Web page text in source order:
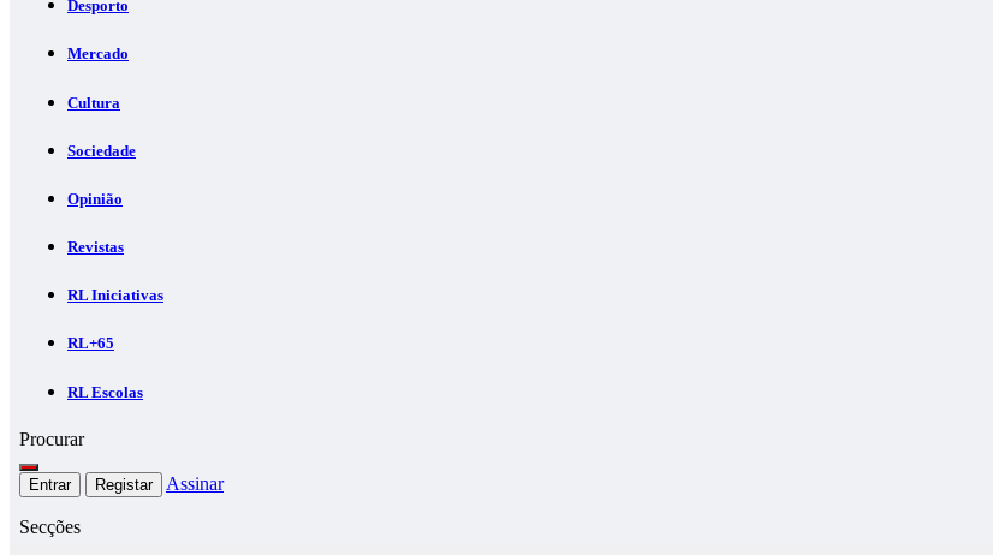
Desporto
Mercado
Cultura
Sociedade
Opinião
Revistas
RL Iniciativas
RL+65
RL Escolas
Procurar
Entrar Registar Assinar
Secções